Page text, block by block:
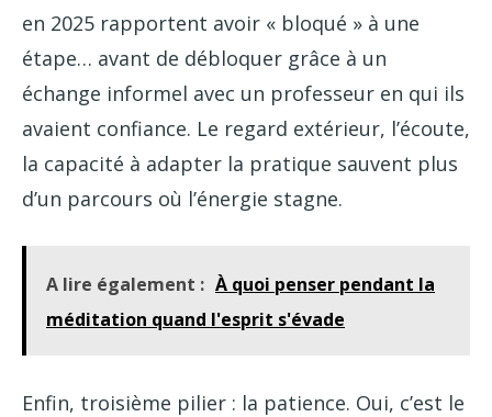
en 2025 rapportent avoir « bloqué » à une
étape… avant de débloquer grâce à un
échange informel avec un professeur en qui ils
avaient confiance. Le regard extérieur, l’écoute,
la capacité à adapter la pratique sauvent plus
d’un parcours où l’énergie stagne.
A lire également : À quoi penser pendant la
méditation quand l'esprit s'évade
Enfin, troisième pilier : la patience. Oui, c’est le